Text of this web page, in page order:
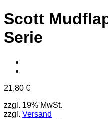
Scott
Serie
21,80 €
zzgl. 19% MwSt.
zzgl. Versand